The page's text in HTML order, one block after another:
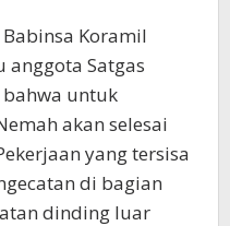
Koramil
anggota Satgas
bahwa untuk
akan selesai
yang tersisa
di bagian
dinding luar